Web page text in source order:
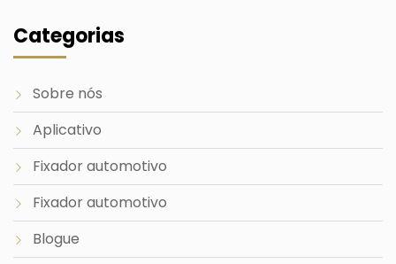
Categorias
Sobre nós
Aplicativo
Fixador automotivo
Fixador automotivo
Blogue